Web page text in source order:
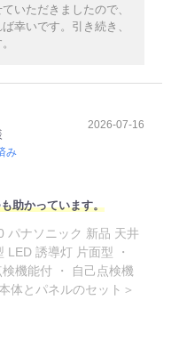
いただきましたので、
幸いです。引き続き、
み
2026-07-16
助かっています。
パナソニック 新品 天井
LED 誘導灯 片面型 ・
機能付 ・ 自己点検機
体とパネルのセット＞